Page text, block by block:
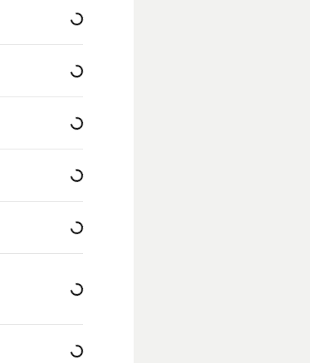
Loading...
Loading...
Loading...
Loading...
Loading...
Loading...
Loading...